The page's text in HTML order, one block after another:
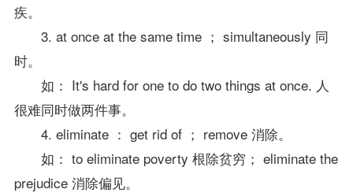
疾。
3. at once at the same time ； simultaneously 同
时。
如： It's hard for one to do two things at once. 人
很难同时做两件事。
4. eliminate ： get rid of ； remove 消除。
如： to eliminate poverty 根除贫穷； eliminate the
prejudice 消除偏见。